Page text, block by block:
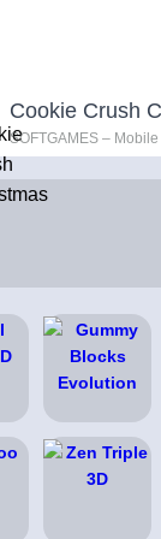
Cookie Crush
SOFTGAMES –